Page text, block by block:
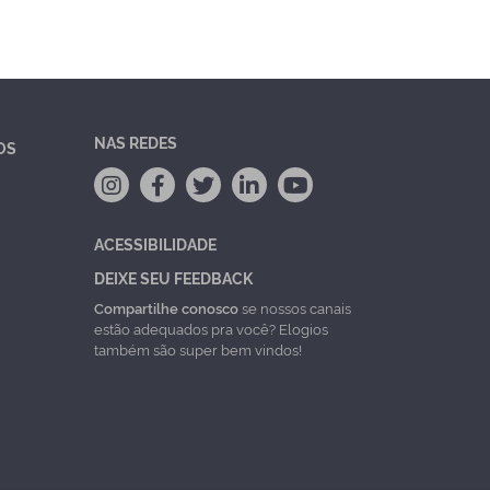
NAS REDES
ACESSIBILIDADE
DEIXE SEU FEEDBACK
Compartilhe conoscose nossos canais
estão adequados pra você? Elogios
também são super bem vindos!